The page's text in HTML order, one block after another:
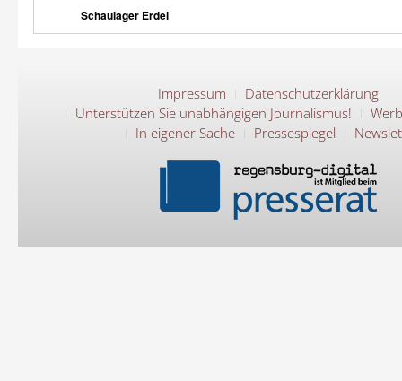
Schaulager Erdel
Impressum
Datenschutzerklärung
Unterstützen Sie unabhängigen Journalismus!
In eigener Sache
Pressespiegel